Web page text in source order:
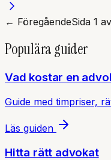
← FöregåendeSida 1 av
Populära guider
Vad kostar en
Guide med timpriser,
Läs guiden
Hitta rätt advokat